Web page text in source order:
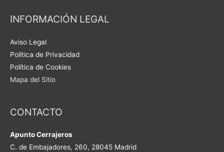
INFORMACIÓN LEGAL
Aviso Legal
Política de Privacidad
Política de Cookies
Mapa del Sitio
CONTACTO
Apunto Cerrajeros
C. de Embajadores, 260, 28045 Madrid